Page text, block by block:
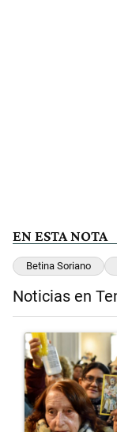
EN ESTA NOTA
Betina Soriano
Noticias en
Un artículo de